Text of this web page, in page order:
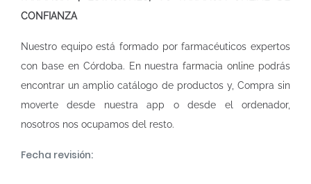
CONFIANZA
Nuestro equipo está formado por farmacéuticos expertos
con base en Córdoba. En nuestrafarmacia online podrás
encontrar un amplio catálogo de productos y, Compra sin
moverte desde nuestra app o desde el ordenador,
nosotros nos ocupamos del resto.
Fecha revisión: